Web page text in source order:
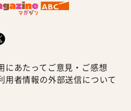
にあたって ご意見・ご感想
用者情報の外部送信について